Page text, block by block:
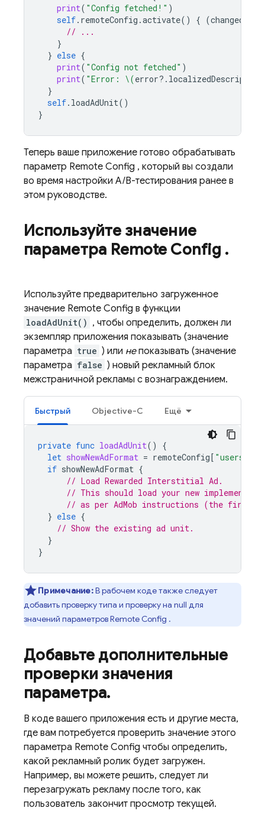
print( "Config fetched!" )
self. remoteConfig .activate() { (changed
// ...
}
} else {
print( "Config not fetched" )
print( "Error: \(error?. localizedDescription
}
self. loadAdUnit()
}
Теперь ваше приложение готово обрабатывать
параметр Remote Config , который вы создали
во время настройки A/B-тестирования ранее в
этом руководстве.
Используйте значение
параметра Remote Config .
Используйте предварительно загруженное
значение Remote Config в функции
loadAdUnit() , чтобы определить, должен ли
экземпляр приложения показывать (значение
параметра true ) или непоказывать (значение
параметра false ) новый рекламный блок
межстраничной рекламы с вознаграждением.
Быстрый Objective-C Ещё
private func loadAdUnit()
{
let showNewAdFormat = remoteConfig[ "users"
if showNewAdFormat {
// Load Rewarded Interstitial Ad.
// This should load your new implemented
// as per AdMob instructions (the first
} else {
// Show the existing ad unit.
}
}
Примечание:В рабочем коде также следует
добавить проверку типа и проверку на null для
значений параметровRemote Config .
Добавьте дополнительные
проверки значения
параметра.
В коде вашего приложения есть и другие места,
где вам потребуется проверить значение этого
параметра Remote Config чтобы определить,
какой рекламный ролик будет загружен.
Например, вы можете решить, следует ли
перезагружать рекламу после того, как
пользователь закончит просмотр текущей.